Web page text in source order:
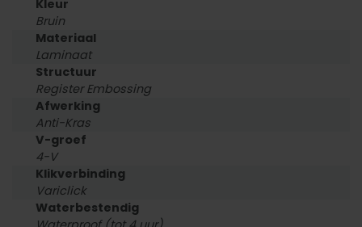
Kleur
Bruin
Materiaal
Laminaat
Structuur
Register Embossing
Afwerking
Anti-Kras
V-groef
4-V
Klikverbinding
Variclick
Waterbestendig